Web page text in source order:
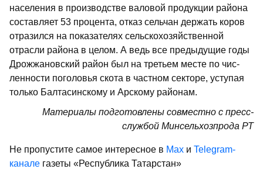
населения в производстве валовой продукции района
составляет 53 процента, отказ сельчан держать коров
отразился на показателях сельскохозяйственной
отрасли района в целом. А ведь все предыдущие годы
Дрожжановский район был на третьем месте по чис­
ленности поголовья скота в частном секторе, уступая
только Балтасинскому и Арскому районам.
Материалы подготовлены совмест­но с пресс-
службой Минсельхозпрода РТ
Не пропустите самое интересное в Max и Telegram-
канале газеты «Республика Татарстан»